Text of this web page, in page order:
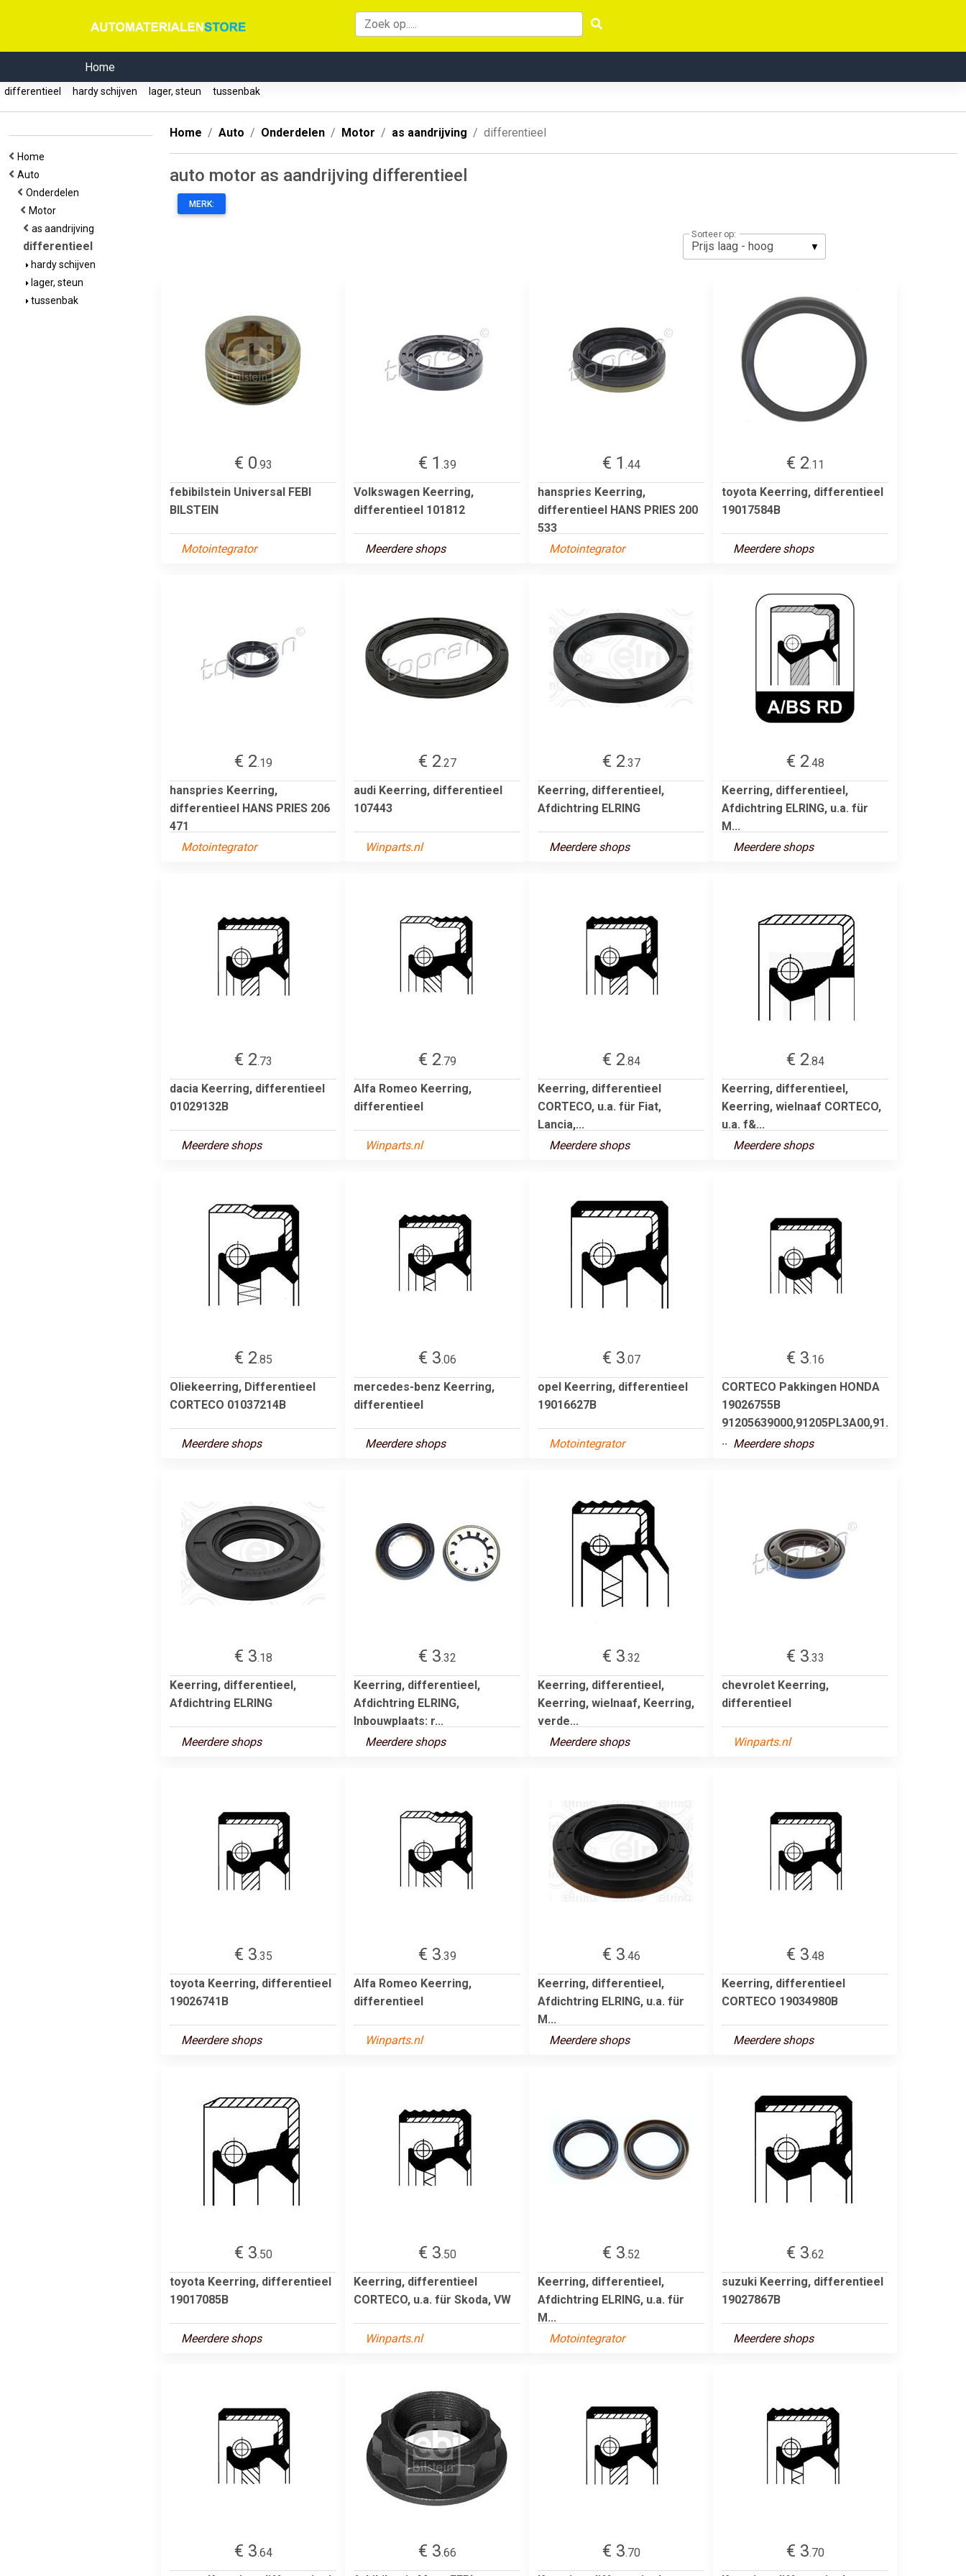
Home
differentieel hardy schijven lager, steun tussenbak
Home
Auto
Onderdelen
Motor
as aandrijving
differentieel
hardy schijven
lager, steun
tussenbak
Home Auto Onderdelen Motor as aandrijving differentieel
auto motor as aandrijving differentieel
MERK:
Sorteer op:
€ 0.93
febibilstein Universal FEBI
BILSTEIN
Motointegrator
€ 1 .39
Volkswagen Keerring,
differentieel 101812
Meerdere shops
€ 1 .44
hanspries Keerring,
differentieel HANS PRIES 200
533
Motointegrator
€ 2.11
toyota Keerring, differentieel
19017584B
Meerdere shops
€ 2.19
hanspries Keerring,
differentieel HANS PRIES 206
471
Motointegrator
€ 2.27
audi Keerring, differentieel
107443
Winparts.nl
€ 2.37
Keerring, differentieel,
Afdichtring ELRING
Meerdere shops
€ 2.48
Keerring, differentieel,
Afdichtring ELRING, u.a. für
M...
Meerdere shops
€ 2.73
dacia Keerring, differentieel
01029132B
Meerdere shops
€ 2.79
Alfa Romeo Keerring,
differentieel
Winparts.nl
€ 2.84
Keerring, differentieel
CORTECO, u.a. für Fiat,
Lancia,...
Meerdere shops
€ 2.84
Keerring, differentieel,
Keerring, wielnaaf CORTECO,
u.a. f&...
Meerdere shops
€ 2.85
Oliekeerring, Differentieel
CORTECO 01037214B
Meerdere shops
€ 3.06
mercedes-benz Keerring,
differentieel
Meerdere shops
€ 3.07
opel Keerring, differentieel
19016627B
Motointegrator
€ 3.16
CORTECO Pakkingen HONDA
19026755B
91205639000,91205PL3A00,91.
.. Meerdere shops
€ 3.18
Keerring, differentieel,
Afdichtring ELRING
Meerdere shops
€ 3.32
Keerring, differentieel,
Afdichtring ELRING,
Inbouwplaats: r...
Meerdere shops
€ 3.32
Keerring, differentieel,
Keerring, wielnaaf, Keerring,
verde...
Meerdere shops
€ 3.33
chevrolet Keerring,
differentieel
Winparts.nl
€ 3.35
toyota Keerring, differentieel
19026741B
Meerdere shops
€ 3.39
Alfa Romeo Keerring,
differentieel
Winparts.nl
€ 3.46
Keerring, differentieel,
Afdichtring ELRING, u.a. für
M...
Meerdere shops
€ 3.48
Keerring, differentieel
CORTECO 19034980B
Meerdere shops
€ 3.50
toyota Keerring, differentieel
19017085B
Meerdere shops
€ 3.50
Keerring, differentieel
CORTECO, u.a. für Skoda, VW
Winparts.nl
€ 3.52
Keerring, differentieel,
Afdichtring ELRING, u.a. für
M...
Motointegrator
€ 3.62
suzuki Keerring, differentieel
19027867B
Meerdere shops
€ 3.64
€ 3.66
€ 3.70
€ 3.70